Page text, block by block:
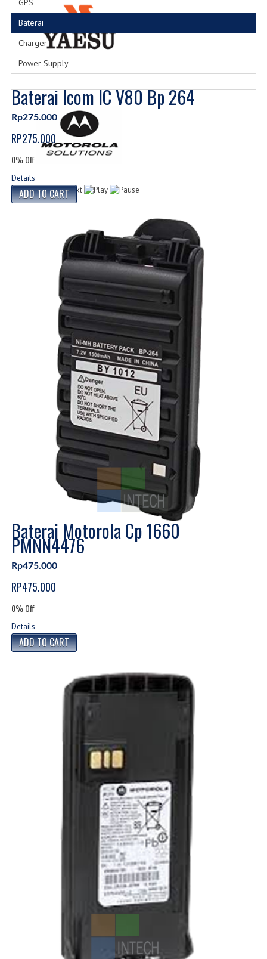
GPS
Baterai
Charger
Power Supply
Baterai Icom IC V80 Bp 264
Rp275.000
RP275.000
0% Off
Details
Baterai Motorola Cp 1660
PMNN4476
Rp475.000
RP475.000
0% Off
Details